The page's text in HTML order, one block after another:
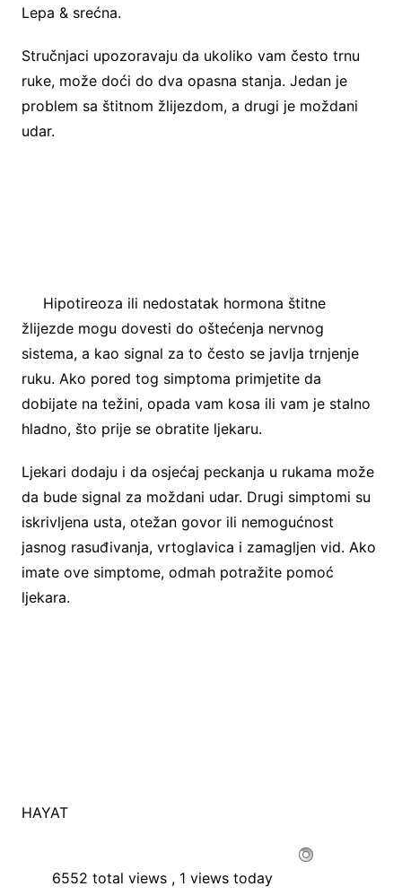
Lepa & srećna.
Stručnjaci upozoravaju da ukoliko vam često trnu
ruke, može doći do dva opasna stanja. Jedan je
problem sa štitnom žlijezdom, a drugi je moždani
udar.
Hipotireoza ili nedostatak hormona štitne
žlijezde mogu dovesti do oštećenja nervnog
sistema, a kao signal za to često se javlja trnjenje
ruku. Ako pored tog simptoma primjetite da
dobijate na težini, opada vam kosa ili vam je stalno
hladno, što prije se obratite ljekaru.
Ljekari dodaju i da osjećaj peckanja u rukama može
da bude signal za moždani udar. Drugi simptomi su
iskrivljena usta, otežan govor ili nemogućnost
jasnog rasuđivanja, vrtoglavica i zamagljen vid. Ako
imate ove simptome, odmah potražite pomoć
ljekara.
HAYAT
6552 total views , 1 views today